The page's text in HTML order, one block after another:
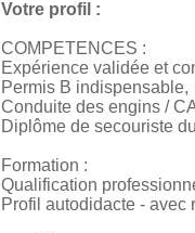
Votre profil :
COMPETENCES :
Expérience validée et
Permis B indispensable,
Conduite des engins /
Diplôme de secouriste
Formation :
Qualification
Profil autodidacte - avec